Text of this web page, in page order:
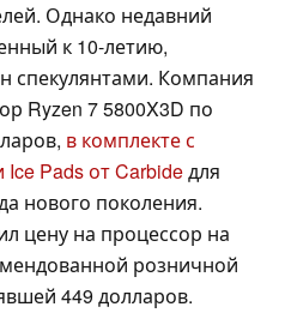
Однако недавний
к 10-летию,
спекулянтами. Компания
Ryzen 7 5800X3D по
в комплекте с
Pads от Carbideдля
нового поколения.
цену на процессор на
розничной
449 долларов.